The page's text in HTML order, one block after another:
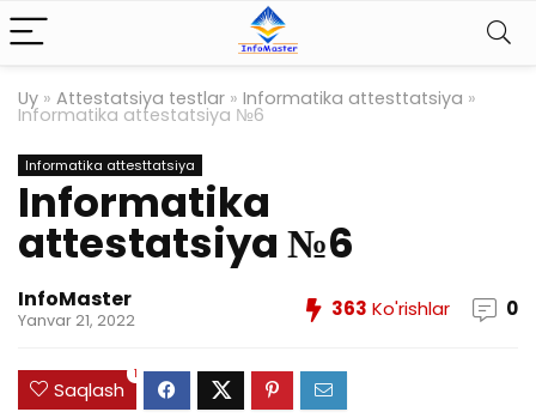
Uy » Attestatsiya testlar » Informatika attesttatsiya »
Informatika attestatsiya №6
Informatika attesttatsiya
Informatika
attestatsiya №6
InfoMaster
Yanvar 21, 2022 363 Ko'rishlar 0
Saqlash
1